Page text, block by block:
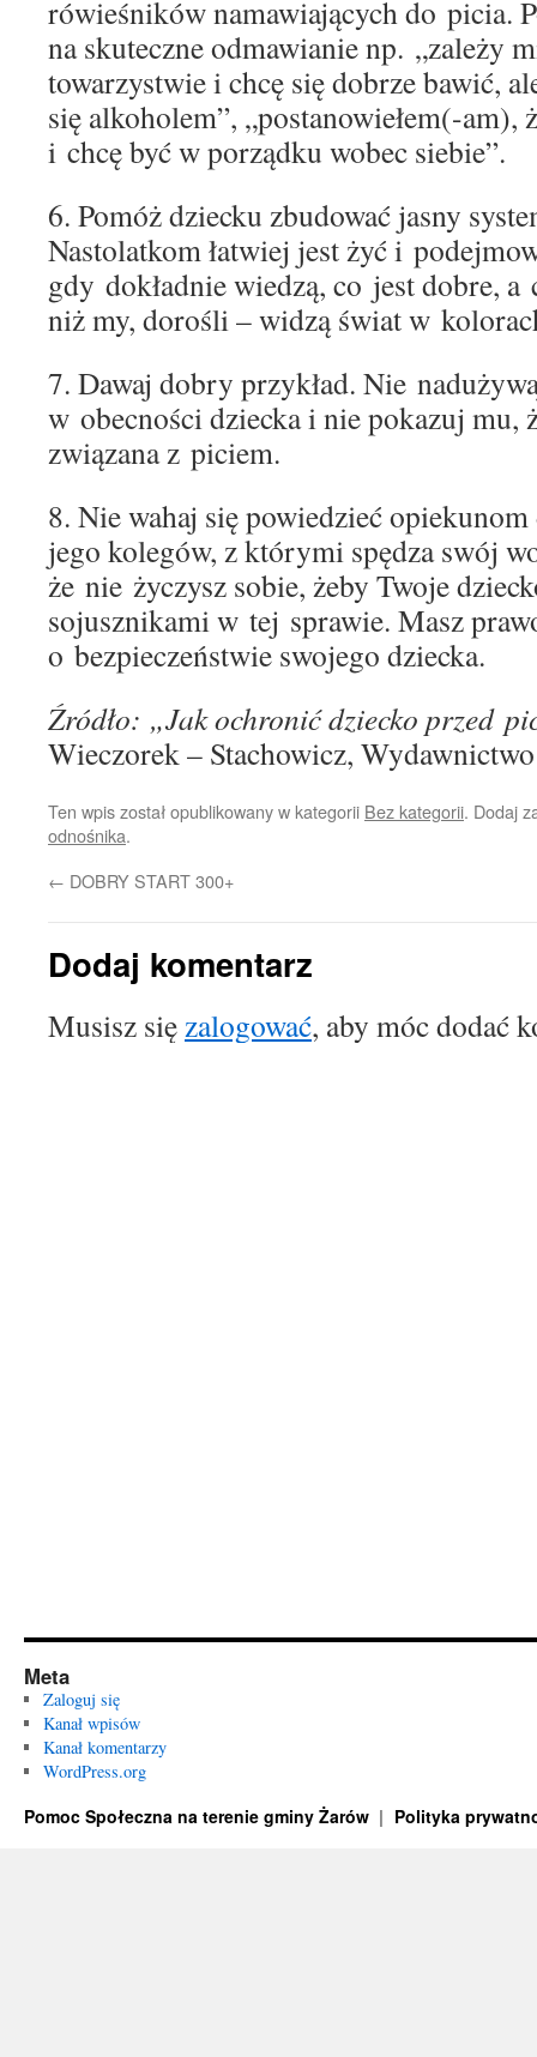
rówieśników namawiających do picia.
na skuteczne odmawianie np. „zależy
towarzystwie i chcę się dobrze bawić,
się alkoholem”, „postanowiełem(-am),
i chcę być w porządku wobec siebie”.
6. Pomóż dziecku zbudować jasny
Nastolatkom łatwiej jest żyć i
gdy dokładnie wiedzą, co jest dobre, a
niż my, dorośli – widzą świat w
7. Dawaj dobry przykład. Nie
w obecności dziecka i nie pokazuj mu,
związana z piciem.
8. Nie wahaj się powiedzieć
jego kolegów, z którymi spędza swój
że nie życzysz sobie, żeby Twoje
sojusznikami w tej sprawie. Masz
o bezpieczeństwie swojego dziecka.
Źródło: „Jak ochronić dziecko przed
Wieczorek – Stachowicz,
Ten wpis został opublikowany w kategorii Bez kategorii. Dodaj
odnośnika.
← DOBRY START 300+
Dodaj komentarz
Musisz sięzalogować, aby móc dodać
Meta
Zaloguj się
Kanał wpisów
Kanał komentarzy
WordPress.org
Pomoc Społeczna na terenie gminy Żarów Polityka